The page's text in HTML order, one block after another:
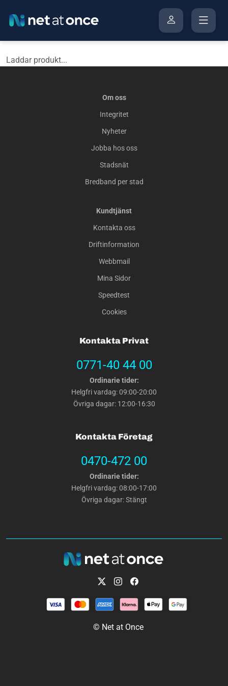
Laddar produkt...
Om oss
Integritet
Nyheter
Jobba hos oss
Stadsnät
Bredband per stad
Kundtjänst
Kontakta oss
Driftinformation
Webbmail
Mina Sidor
Speedtest
Cookies
Kontakta Privat
0771-40 44 00
Ordinarie tider:
Helgfri vardag: 09:00-20:00
Övriga dagar: 12:00-16:30
Kontakta Företag
0470-472 00
Ordinarie tider:
Helgfri vardag: 08:00-17:00
Övriga dagar: Stängt
© Net at Once